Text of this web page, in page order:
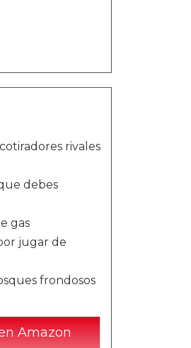
rivales
debes
gas
jugar de
frondosos
Amazon